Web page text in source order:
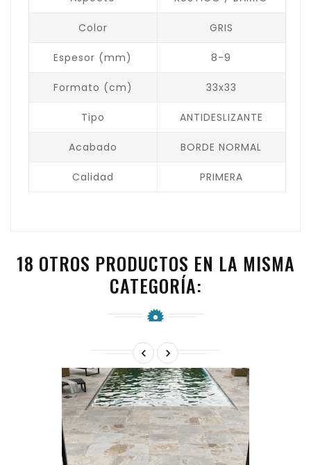
Color GRIS
Espesor (mm) 8-9
Formato (cm) 33x33
Tipo ANTIDESLIZANTE
Acabado BORDE NORMAL
Calidad PRIMERA
18 OTROS PRODUCTOS EN LA MISMA
CATEGORÍA:
 